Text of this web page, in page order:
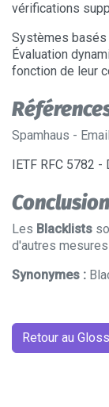
vérifications
Systèmes basés
Évaluation
fonction de leur
Spamhaus -
IETF RFC 5782
Conclusion
Les Blacklists
d'autres
Synonymes :
Retour au